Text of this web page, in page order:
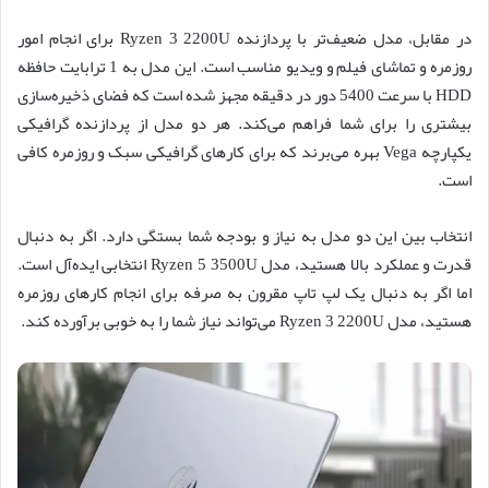
در مقابل، مدل ضعیف‌تر با پردازنده Ryzen 3 2200U برای انجام امور
روزمره و تماشای فیلم و ویدیو مناسب است. این مدل به 1 ترابایت حافظه
HDD با سرعت 5400 دور در دقیقه مجهز شده است که فضای ذخیره‌سازی
بیشتری را برای شما فراهم می‌کند. هر دو مدل از پردازنده گرافیکی
یکپارچه Vega بهره می‌برند که برای کارهای گرافیکی سبک و روزمره کافی
است.
انتخاب بین این دو مدل به نیاز و بودجه شما بستگی دارد. اگر به دنبال
قدرت و عملکرد بالا هستید، مدل Ryzen 5 3500U انتخابی ایده‌آل است.
اما اگر به دنبال یک لپ تاپ مقرون به صرفه برای انجام کارهای روزمره
هستید، مدل Ryzen 3 2200U می‌تواند نیاز شما را به خوبی برآورده کند.